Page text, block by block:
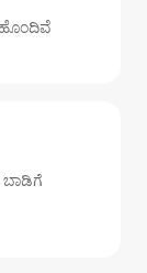
ಹೊಂದಿವೆ
ಬಾಡಿಗೆ